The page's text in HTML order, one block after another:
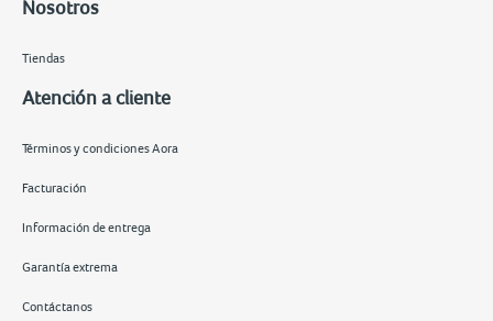
Nosotros
Tiendas
Atención a cliente
Términos y condiciones Aora
Facturación
Información de entrega
Garantía extrema
Contáctanos